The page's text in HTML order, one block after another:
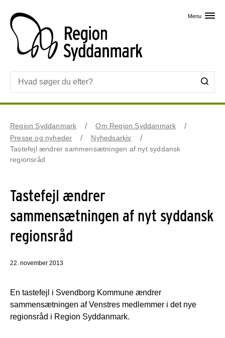
Menu
Region Syddanmark
Om Region Syddanmark
Presse og nyheder
Nyhedsarkiv
Tastefejl ændrer sammensætningen af nyt syddansk
regionsråd
Tastefejl ændrer
sammensætningen af nyt syddansk
regionsråd
22. november 2013
En tastefejl i Svendborg Kommune ændrer
sammensætningen af Venstres medlemmer i det nye
regionsråd i Region Syddanmark.